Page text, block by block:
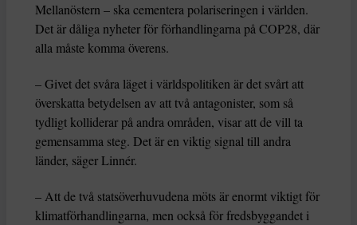
Mellanöstern – ska cementera polariseringen i världen.
Det är dåliga nyheter för förhandlingarna på COP28, där
alla måste komma överens.
– Givet det svåra läget i världspolitiken är det svårt att
överskatta betydelsen av att två antagonister, som så
tydligt kolliderar på andra områden, visar att de vill ta
gemensamma steg. Det är en viktig signal till andra
länder, säger Linnér.
– Att de två statsöverhuvudena möts är enormt viktigt för
klimatförhandlingarna, men också för fredsbyggandet i